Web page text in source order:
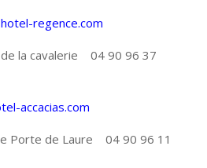
regence.com
la cavalerie 04 90 96 37
accacias.com
Porte de Laure 04 90 96 11